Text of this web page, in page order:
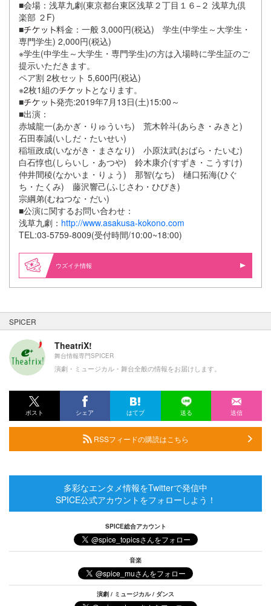
■会場：浅草九劇(東京都台東区浅草２丁目１６−２ 浅草九倶
楽部 ２F)
■
料金：一般 3,000円(税込) 学生(中学生～大学生・
専門学生) 2,000円(税込)
※学生(中学生～大学生・専門学生)の方は入場時に学生証のご
提示いただきます。
ペア割 2枚セット 5,600円(税込)
※2枚1組の
となります。
■
発売:2019年7月13日(土)15:00～
■出演：
赤城龍一(あかぎ・りゅういち) 荒木幹斗(あらき・みきと)
石田泰誠(いしだ・たいせい)
稲垣政成(いながき・まさなり) 小原汰武(おばら・たいむ)
白石惇也(しらいし・あつや) 鈴木康介(すずき・こうすけ)
仲井間稜(なかいま・りょう) 那智(なち) 樋口拓海(ひぐ
ち・たくみ) 藤沢響己(ふじさわ・ひびき)
宗綱弟(むねつな・だい)
■公演に関するお問い合わせ：
浅草九劇： http://www.asakusa-kokono.com
TEL:03-5759-8009(受付時間/10:00~18:00)
ウズイチ情報
SPICER
TheatriX!
舞台情報専門SPICER
演劇・ミュージカル・舞台全般の情報をお届けします。
ポスト シェア はてブ 送る 送信
RSSフィードの購読はこちら
多彩なエンタメ情報をTwitterで発信中
SPICE公式アカウントをフォローしよう！
SPICE総合アカウント
音楽
演劇 / ミュージカル / ダンス